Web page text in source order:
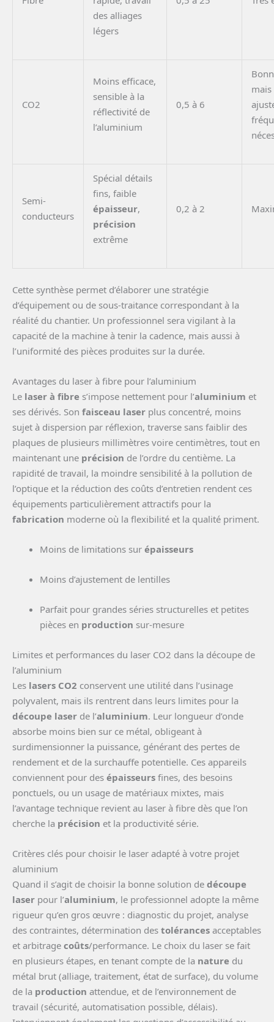
des alliages
légers
CO2
Moins efficace,
sensible à la
réflectivité de
l’aluminium
0,5 à 6
mais
Semi-
conducteurs
Spécial détails
fins, faible
épaisseur,
précision
extrême
0,2 à 2
Cette synthèse permet d’élaborer une stratégie
d’équipement ou de sous-traitance correspondant à la
réalité du chantier. Un professionnel sera vigilant à la
capacité de la machine à tenir la cadence, mais aussi à
l’uniformité des pièces produites sur la durée.
Avantages du laser à fibre pour l’aluminium
Le laser à fibre s’impose nettement pour l’aluminium et
ses dérivés. Son faisceau laser plus concentré, moins
sujet à dispersion par réflexion, traverse sans faiblir des
plaques de plusieurs millimètres voire centimètres, tout en
maintenant une précision de l’ordre du centième. La
rapidité de travail, la moindre sensibilité à la pollution de
l’optique et la réduction des coûts d’entretien rendent ces
équipements particulièrement attractifs pour la
fabrication moderne où la flexibilité et la qualité priment.
Moins de limitations sur épaisseurs
Moins d’ajustement de lentilles
Parfait pour grandes séries structurelles et petites
pièces en production sur-mesure
Limites et performances du laser CO2 dans la découpe de
l’aluminium
Les lasers CO2 conservent une utilité dans l’usinage
polyvalent, mais ils rentrent dans leurs limites pour la
découpe laser de l’aluminium. Leur longueur d’onde
absorbe moins bien sur ce métal, obligeant à
surdimensionner la puissance, générant des pertes de
rendement et de la surchauffe potentielle. Ces appareils
conviennent pour des épaisseurs fines, des besoins
ponctuels, ou un usage de matériaux mixtes, mais
l’avantage technique revient au laser à fibre dès que l’on
cherche la précision et la productivité série.
Critères clés pour choisir le laser adapté à votre projet
aluminium
Quand il s’agit de choisir la bonne solution de découpe
laser pour l’aluminium, le professionnel adopte la même
rigueur qu’en gros œuvre : diagnostic du projet, analyse
des contraintes, détermination des tolérances acceptables
et arbitrage coûts/performance. Le choix du laser se fait
en plusieurs étapes, en tenant compte de la nature du
métal brut (alliage, traitement, état de surface), du volume
de la production attendue, et de l’environnement de
travail (sécurité, automatisation possible, délais).